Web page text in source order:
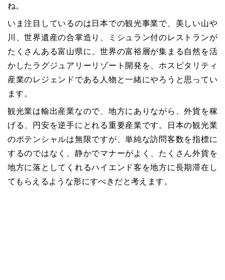
ね。
いま注目しているのは日本での観光事業で、美しい山や
川、世界遺産の合掌造り、ミシュラン付のレストランが
たくさんある富山県に、世界の富裕層が集まる自然を活
かしたラグジュアリーリゾート開発を、ホスピタリティ
産業のレジェンドである人物と一緒にやろうと思ってい
ます。
観光業は輸出産業なので、地方にありながら、外貨を稼
げる、円安を逆手にとれる重要産業です。日本の観光業
のポテンシャルは無限ですが、単純な訪問客数を指標に
するのではなく、静かでマナーがよく、たくさん外貨を
地方に落としてくれるハイエンド客を地方に長期滞在し
てもらえるような形にすべきだと考えます。